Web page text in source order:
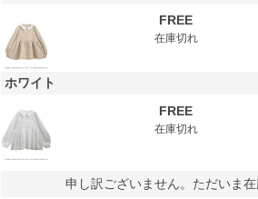
FREE
在庫切れ
ホワイト
FREE
在庫切れ
申し訳ございません。ただいま在